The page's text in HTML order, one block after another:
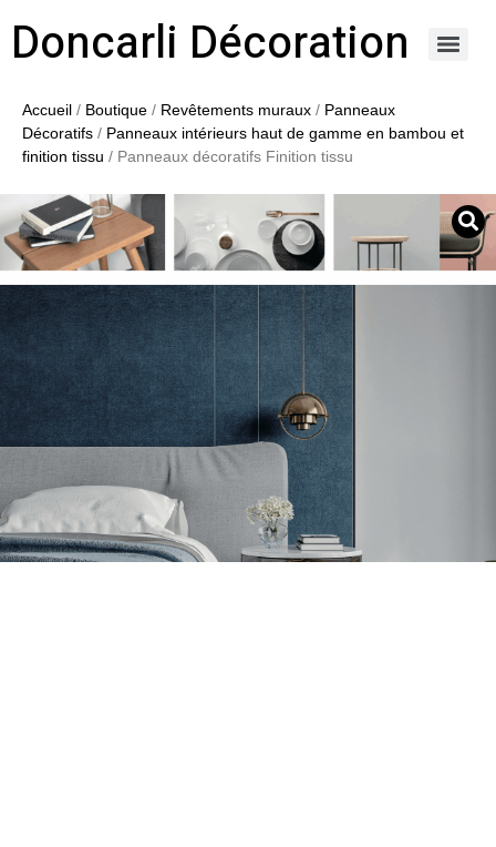
Doncarli Décoration
Accueil / Boutique / Revêtements muraux / Panneaux
Décoratifs / Panneaux intérieurs haut de gamme en bambou et
finition tissu / Panneaux décoratifs Finition tissu